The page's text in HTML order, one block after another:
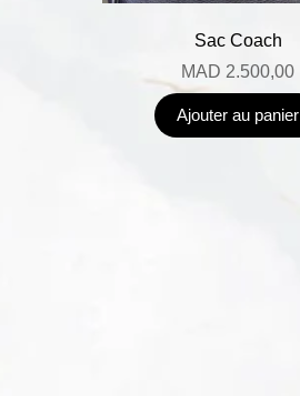
Sac Coach
MAD 2.500,00
Ajouter au panier